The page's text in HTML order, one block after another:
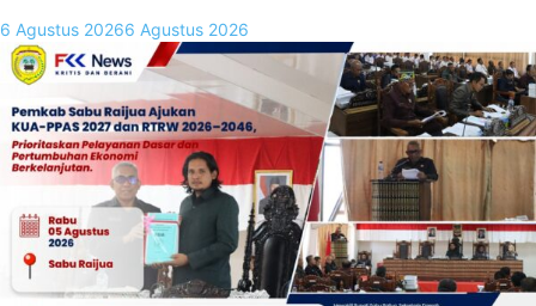
6 Agustus 20266 Agustus 2026